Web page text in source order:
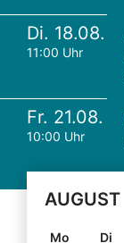
Di. 18.08.
11:00 Uhr
Fr. 21.08.
10:00 Uhr
AUGUST
Mo Di